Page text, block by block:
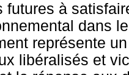
futures à
dans
représente
libéralisés et